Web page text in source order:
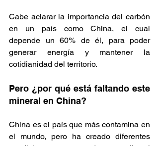
Cabe aclarar la importancia del carbón
en un país como China, el cual
depende un 60% de él, para poder
generar energía y mantener la
cotidianidad del territorio.
Pero ¿por qué está faltando este
mineral en China?
China es el país que más contamina en
el mundo, pero ha creado diferentes